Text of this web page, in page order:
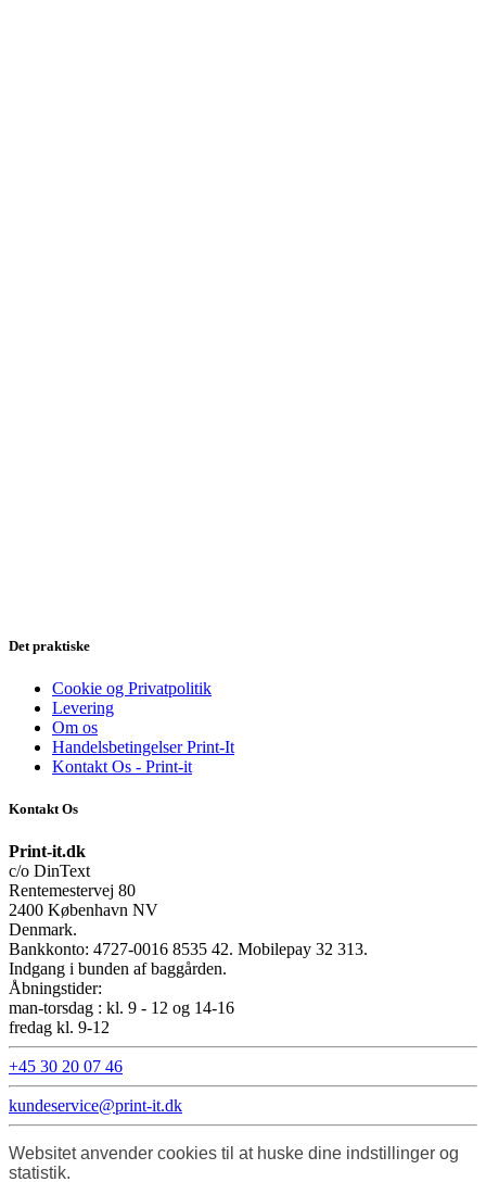
Det praktiske
Cookie og Privatpolitik
Levering
Om os
Handelsbetingelser Print-It
Kontakt Os - Print-it
Kontakt Os
Print-it.dk
c/o DinText
Rentemestervej 80
2400 København NV
Denmark.
Bankkonto: 4727-0016 8535 42. Mobilepay 32 313.
Indgang i bunden af baggården.
Åbningstider:
man-torsdag : kl. 9 - 12 og 14-16
fredag kl. 9-12
+45 30 20 07 46
kundeservice@print-it.dk
Websitet anvender cookies til at huske dine indstillinger og
statistik.